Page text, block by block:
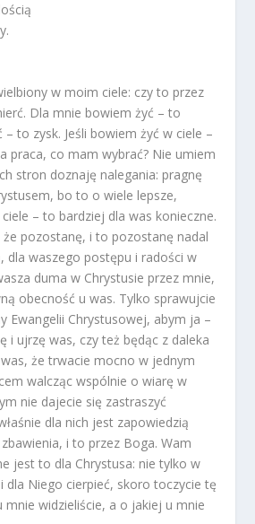
w moim ciele: czy to przez
Dla mnie bowiem żyć – to
– to zysk. Jeśli bowiem żyć w ciele –
praca, co mam wybrać? Nie umiem
stron doznaję nalegania: pragnę
bo to o wiele lepsze,
– to bardziej dla was konieczne.
pozostanę, i to pozostanę nadal
dla waszego postępu i radości w
duma w Chrystusie przez mnie,
obecność u was. Tylko sprawujcie
Ewangelii Chrystusowej, abym ja –
i ujrzę was, czy też będąc z daleka
was, że trwacie mocno w jednym
walcząc wspólnie o wiarę w
nie dajecie się zastraszyć
dla nich jest zapowiedzią
i to przez Boga. Wam
jest to dla Chrystusa: nie tylko w
dla Niego cierpieć, skoro toczycie tę
mnie widzieliście, a o jakiej u mnie